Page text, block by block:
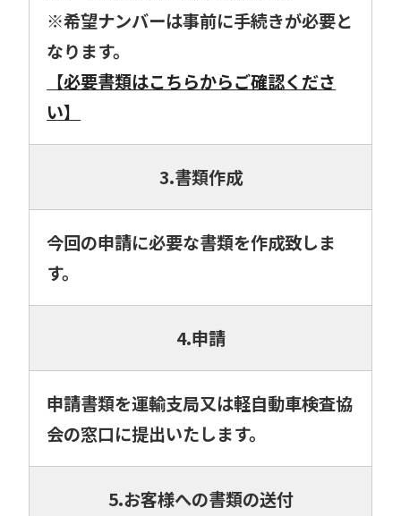
※希望ナンバーは事前に手続きが必要と
なります。
【必要書類はこちらからご確認くださ
い】
3.書類作成
今回の申請に必要な書類を作成致しま
す。
4.申請
申請書類を運輸支局又は軽自動車検査協
会の窓口に提出いたします。
5.お客様への書類の送付